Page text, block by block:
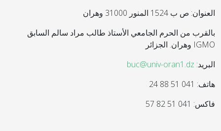
العنوان: ص ب 1524 المنور 31000 وهران
بالقرب من الحرم الجامعي الأستاذ طالب مراد سالم السابق
IGMO وهران. الجزائر
البريد: buc@univ-oran1.dz
هاتف: 041 51 88 24
فاكس: 041 51 82 57